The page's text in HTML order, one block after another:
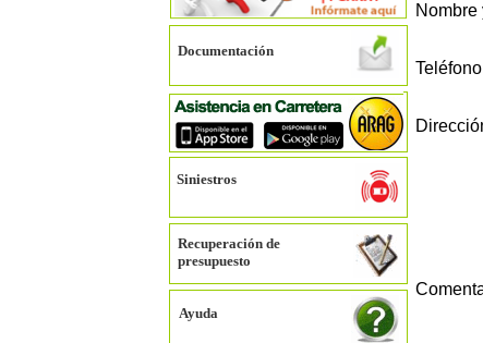
Documentación
Recuperación de
presupuesto
Ayuda
Siniestros